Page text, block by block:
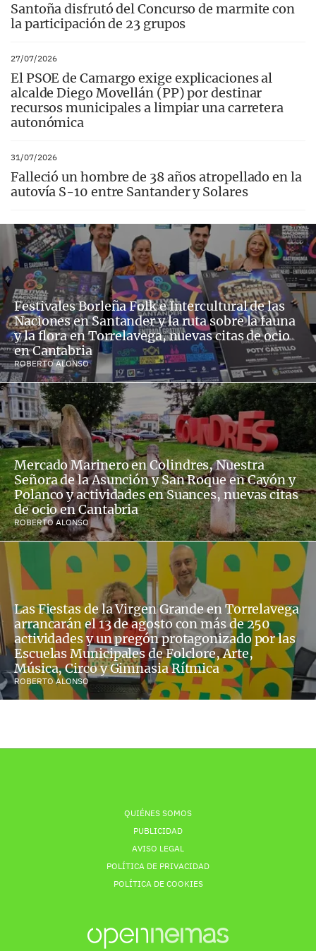
Santoña disfrutó del Concurso de marmite con
la participación de 23 grupos
27/07/2026
El PSOE de Camargo exige explicaciones al
alcalde Diego Movellán (PP) por destinar
recursos municipales a limpiar una carretera
autonómica
31/07/2026
Falleció un hombre de 38 años atropellado en la
autovía S-10 entre Santander y Solares
Festivales Borleña Folk e Intercultural de las
Naciones en Santander y la ruta sobre la fauna
y la flora en Torrelavega, nuevas citas de ocio
en Cantabria
ROBERTO ALONSO
Mercado Marinero en Colindres, Nuestra
Señora de la Asunción y San Roque en Cayón y
Polanco y actividades en Suances, nuevas citas
de ocio en Cantabria
ROBERTO ALONSO
Las Fiestas de la Virgen Grande en Torrelavega
arrancarán el 13 de agosto con más de 250
actividades y un pregón protagonizado por las
Escuelas Municipales de Folclore, Arte,
Música, Circo y Gimnasia Rítmica
ROBERTO ALONSO
QUIÉNES SOMOS
PUBLICIDAD
AVISO LEGAL
POLÍTICA DE PRIVACIDAD
POLÍTICA DE COOKIES